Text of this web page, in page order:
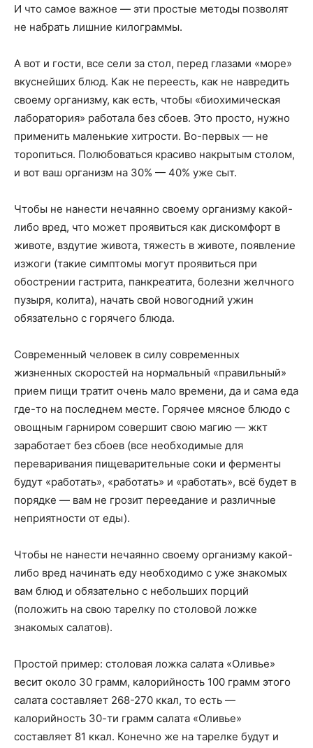
И что самое важное — эти простые методы позволят
не набрать лишние килограммы.
А вот и гости, все сели за стол, перед глазами «море»
вкуснейших блюд. Как не переесть, как не навредить
своему организму, как есть, чтобы «биохимическая
лаборатория» работала без сбоев. Это просто, нужно
применить маленькие хитрости. Во-первых — не
торопиться. Полюбоваться красиво накрытым столом,
и вот ваш организм на 30% — 40% уже сыт.
Чтобы не нанести нечаянно своему организму какой-
либо вред, что может проявиться как дискомфорт в
животе, вздутие живота, тяжесть в животе, появление
изжоги (такие симптомы могут проявиться при
обострении гастрита, панкреатита, болезни желчного
пузыря, колита), начать свой новогодний ужин
обязательно с горячего блюда.
Современный человек в силу современных
жизненных скоростей на нормальный «правильный»
прием пищи тратит очень мало времени, да и сама еда
где-то на последнем месте. Горячее мясное блюдо с
овощным гарниром совершит свою магию — жкт
заработает без сбоев (все необходимые для
переваривания пищеварительные соки и ферменты
будут «работать», «работать» и «работать», всё будет в
порядке — вам не грозит переедание и различные
неприятности от еды).
Чтобы не нанести нечаянно своему организму какой-
либо вред начинать еду необходимо с уже знакомых
вам блюд и обязательно с небольших порций
(положить на свою тарелку по столовой ложке
знакомых салатов).
Простой пример: столовая ложка салата «Оливье»
весит около 30 грамм, калорийность 100 грамм этого
салата составляет 268-270 ккал, то есть —
калорийность 30-ти грамм салата «Оливье»
составляет 81 ккал. Конечно же на тарелке будут и